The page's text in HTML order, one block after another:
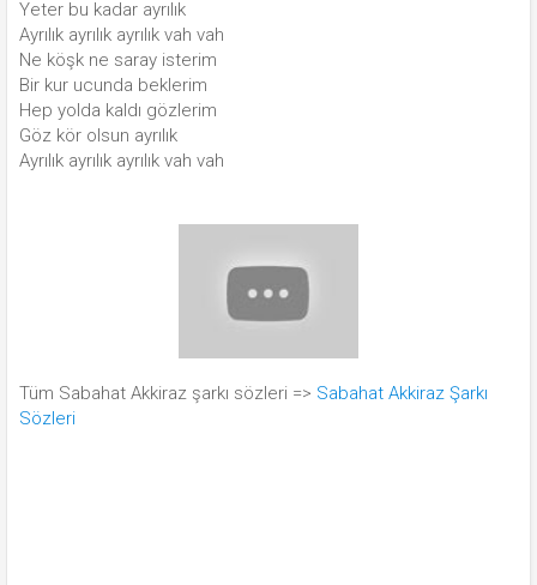
Yeter bu kadar ayrılık
Ayrılık ayrılık ayrılık vah vah
Ne köşk ne saray isterim
Bir kur ucunda beklerim
Hep yolda kaldı gözlerim
Göz kör olsun ayrılık
Ayrılık ayrılık ayrılık vah vah
Tüm Sabahat Akkiraz şarkı sözleri => Sabahat Akkiraz Şarkı
Sözleri